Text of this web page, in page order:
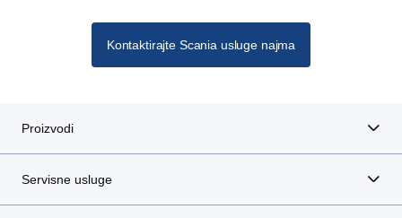
Kontaktirajte Scania usluge najma
Proizvodi
Servisne usluge